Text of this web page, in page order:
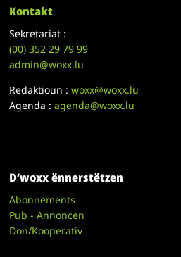
Kontakt
Sekretariat :
(00)352 29 79 99
admin@woxx.lu
Redaktioun :woxx@woxx.lu
Agenda :agenda@woxx.lu
D’woxx ënnerstëtzen
Abonnements
Pub - Annoncen
Don/Kooperativ